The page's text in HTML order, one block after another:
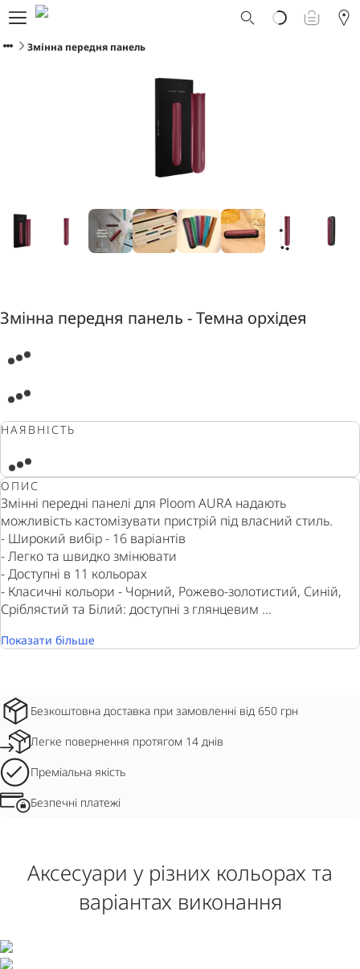
Що таке Ploom AURA?
Каталог
Програма Смарт Апгрейд
Служба підтримки Ploom
Прокат пристрою Ploom AURA
УКРАЇНСЬКА
Змінна передня панель
Змінна передня панель - Темна орхідея
НАЯВНІСТЬ
ОПИС
Змінні передні панелі для Ploom AURA надають
можливість кастомізувати пристрій під власний стиль.
- Широкий вибір - 16 варіантів
- Легко та швидко змінювати
- Доступні в 11 кольорах
- Класичні кольори - Чорний, Рожево-золотистий, Синій,
Сріблястий та Білий: доступні з глянцевим ...
Показати більше
Безкоштовна доставка при замовленні від 650 грн
Легке повернення протягом 14 днів
Преміальна якість
Безпечні платежі
Аксесуари у різних кольорах та
варіантах виконання